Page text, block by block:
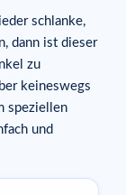
schlanke,
dann ist dieser
zu
keineswegs
speziellen
und